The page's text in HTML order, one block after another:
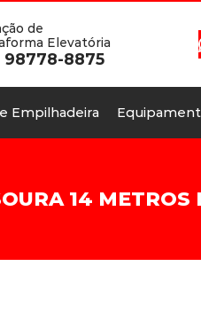
de
Elevatória
98778-8875
Empilhadeira
14